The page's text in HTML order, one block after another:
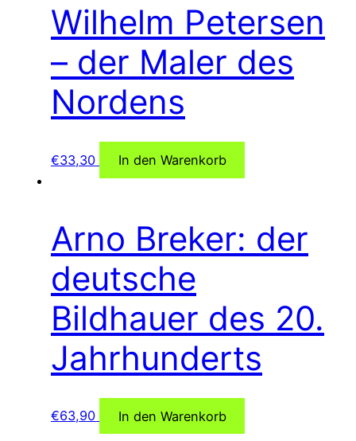
Wilhelm Petersen
– der Maler des
Nordens
€33,30 In den Warenkorb
Arno Breker: der
deutsche
Bildhauer des 20.
Jahrhunderts
€63,90 In den Warenkorb